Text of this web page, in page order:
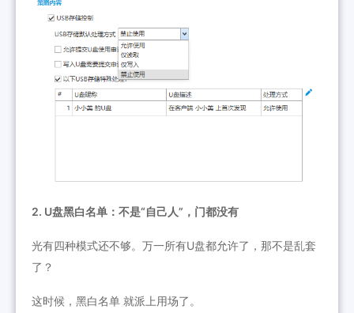
2. U盘黑白名单：不是“自己人”，门都没有
光有四种模式还不够。万一所有U盘都允许了，那不是乱套
了？
这时候，黑白名单 就派上用场了。